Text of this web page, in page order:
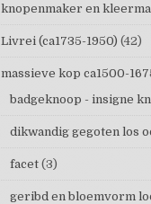
knopenmaker en
Livrei (ca1735-1950) (42)
massieve kop ca1500-
badgeknoop - insigne
dikwandig gegoten los
facet (3)
geribd en bloemvorm